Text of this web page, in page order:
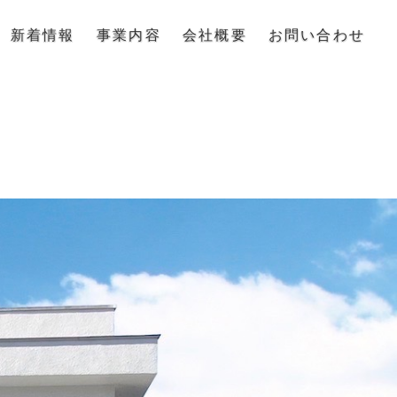
新着情報 事業内容 会社概要 お問い合わせ